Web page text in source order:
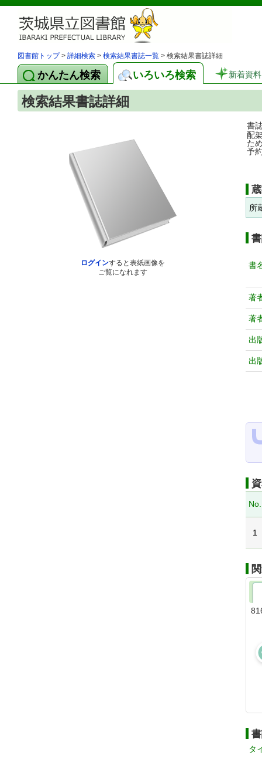
図書館トップ> 詳細検索 > 検索結果書誌一覧 > 検索結果書誌詳細
かんたん検索 いろいろ検索 新着資料
検索結果書誌詳細
ログインすると表紙画像を
ご覧になれます
書
配
た
予
所
書
著
著
出
出
No.
1
タ